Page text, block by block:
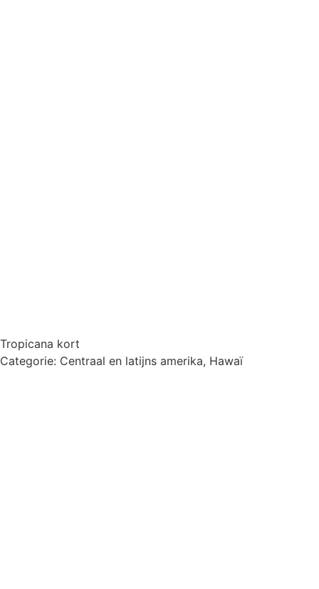
Tropicana kort
Categorie: Centraal en latijns amerika, Hawaï